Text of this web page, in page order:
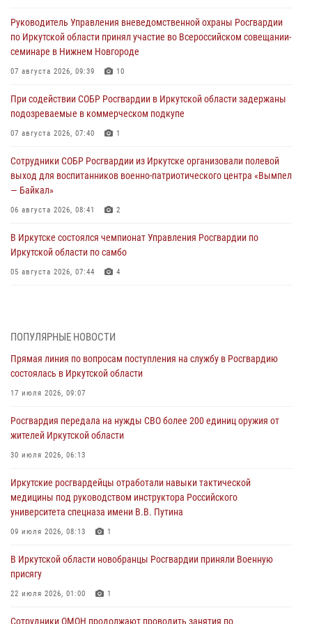
Руководитель Управления вневедомственной охраны Росгвардии
по Иркутской области принял участие во Всероссийском совещании-
семинаре в Нижнем Новгороде
07 августа 2026, 09:39 10
При содействии СОБР Росгвардии в Иркутской области задержаны
подозреваемые в коммерческом подкупе
07 августа 2026, 07:40 1
Сотрудники СОБР Росгвардии из Иркутске организовали полевой
выход для воспитанников военно-патриотического центра «Вымпел
— Байкал»
06 августа 2026, 08:41 2
В Иркутске состоялся чемпионат Управления Росгвардии по
Иркутской области по самбо
05 августа 2026, 07:44 4
04 августа 2026, 07:14 3
Росгвардейцы потушили загоревшийся автомобиль в Иркутске
03 августа 2026, 04:55
Дню Воздушно-десантных войск в Иркутской области
03 августа 2026, 03:32
сердца к сердцу» (видео)
31 июля 2026, 04:37
Сотрудники Росгвардии нашли и вернули родственникам
30 июля 2026, 07:37
ПОПУЛЯРНЫЕ НОВОСТИ
Прямая линия по вопросам поступления на службу в Росгвардию
состоялась в Иркутской области
17 июля 2026, 09:07
Росгвардия передала на нужды СВО более 200 единиц оружия от
жителей Иркутской области
30 июля 2026, 06:13
Иркутские росгвардейцы отработали навыки тактической
медицины под руководством инструктора Российского
университета спецназа имени В.В. Путина
09 июля 2026, 08:13 1
В Иркутской области новобранцы Росгвардии приняли Военную
присягу
22 июля 2026, 01:00 1
Сотрудники ОМОН продолжают проводить занятия по